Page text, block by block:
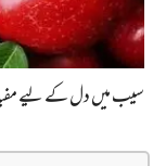
سیب میں دل کے لیے